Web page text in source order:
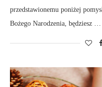
przedstawionemu poniżej
Bożego Narodzenia, będziesz …